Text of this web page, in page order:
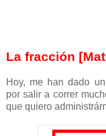
La fracción
Hoy, me han dado
por salir a correr
que quiero